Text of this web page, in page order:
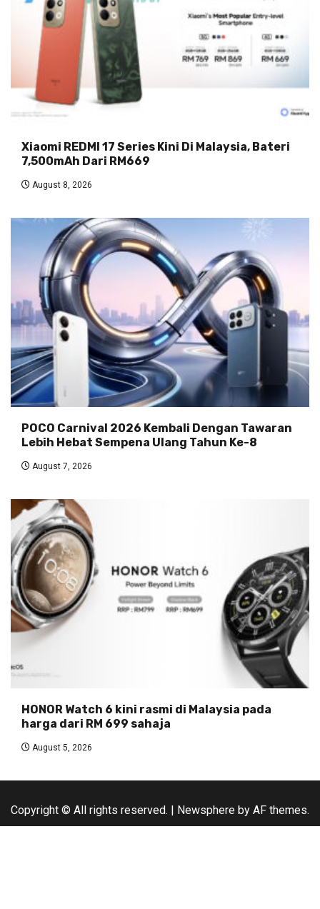
Xiaomi REDMI 17 Series Kini Di Malaysia, Bateri
7,500mAh Dari RM669
August 8, 2026
POCO Carnival 2026 Kembali Dengan Tawaran
Lebih Hebat Sempena Ulang Tahun Ke-8
August 7, 2026
HONOR Watch 6 kini rasmi di Malaysia pada
harga dari RM 699 sahaja
August 5, 2026
Copyright © All rights reserved. | Newsphere by AF themes.